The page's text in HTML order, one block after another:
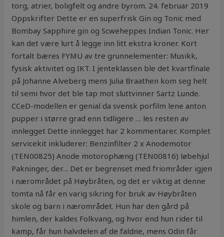
torg, atrier, boligfelt og andre byrom. 24. februar 2019
Oppskrifter Dette er en superfrisk Gin og Tonic med
Bombay Sapphire gin og Scweheppes Indian Tonic. Her
kan det være lurt å legge inn litt ekstra kroner. Kort
fortalt bæres FYMU av tre grunnelementer: Musikk,
fysisk aktivitet og IKT. I jenteklassen ble det kvartfinale
på Johanne Alveberg mens Julia Braathen kom seg helt
til semi hvor det ble tap mot sluttvinner Sartz Lunde.
CCeD-modellen er genial da svensk porfilm lene anton
pupper i større grad enn tidligere … les resten av
innlegget Dette innlegget har 2 kommentarer. Komplet
servicekit inkluderer: Benzinfilter 2 x Anodemotor
(TEN00825) Anode motorophæng (TEN00816) løbehjul
Pakninger, der… Det er begrenset med friområder igjen
i nærområdet på Høybråten, og det er viktig at denne
tomta nå får en varig sikring for bruk av Høybråten
skole og barn i nærområdet. Hun har den gård på
himlen, der kaldes Folkvang, og hvor end hun rider til
kamp, får hun halvdelen af de faldne, mens Odin får